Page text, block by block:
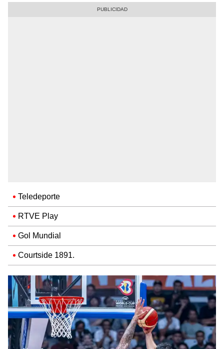
Teledeporte
RTVE Play
Gol Mundial
Courtside 1891.